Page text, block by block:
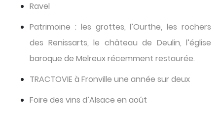
Ravel
Patrimoine : les grottes, l’Ourthe, les rochers
des Renissarts, le château de Deulin, l’église
baroque de Melreux récemment restaurée.
TRACTOVIE à Fronville une année sur deux
Foire des vins d’Alsace en août